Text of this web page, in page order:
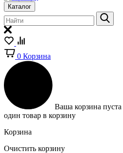
Каталог
0 Корзина
Ваша корзина пуста
один товар в корзину
Корзина
Очистить корзину